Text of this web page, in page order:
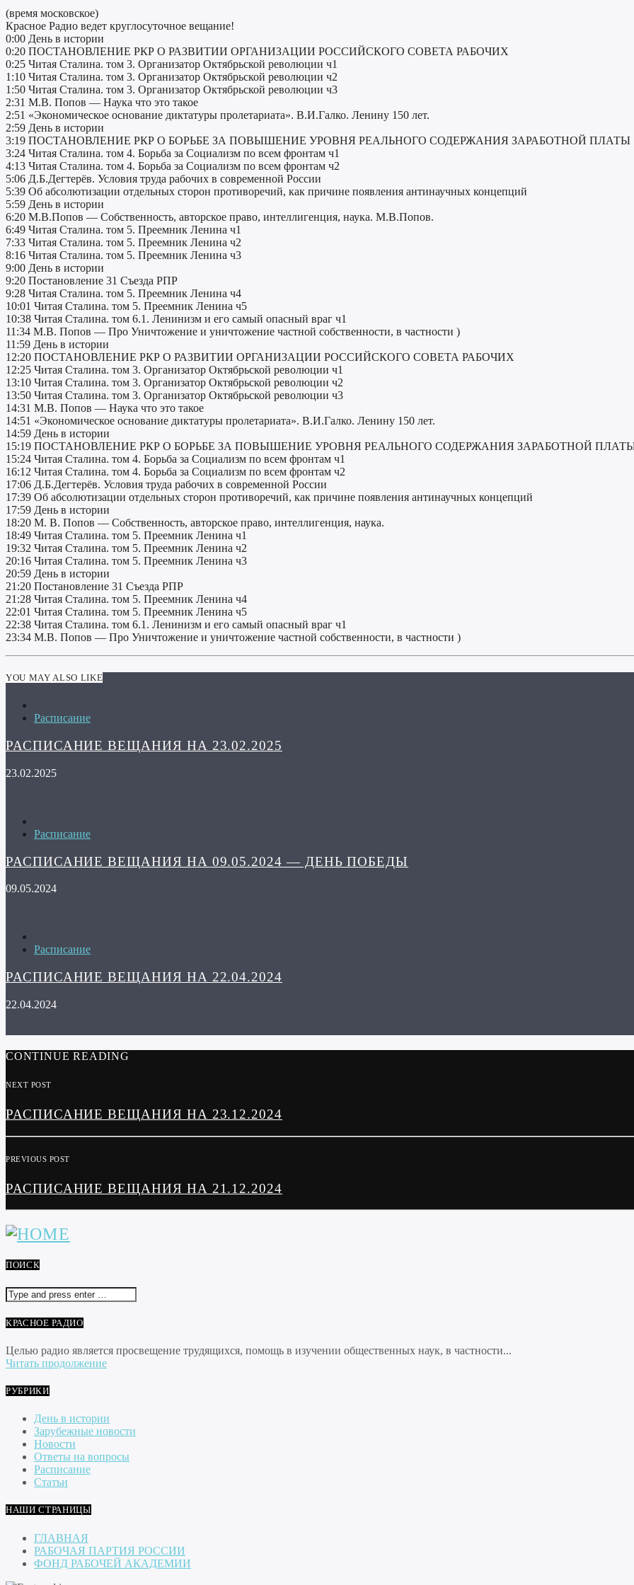
(время московское)
Красное Радио ведет круглосуточное вещание!
0:00 День в истории
0:20 ПОСТАНОВЛЕНИЕ РКР О РАЗВИТИИ ОРГАНИЗАЦИИ РОССИЙСКОГО СОВЕТА РАБОЧИХ
0:25 Читая Сталина. том 3. Организатор Октябрьской революции ч1
1:10 Читая Сталина. том 3. Организатор Октябрьской революции ч2
1:50 Читая Сталина. том 3. Организатор Октябрьской революции ч3
2:31 М.В. Попов — Наука что это такое
2:51 «Экономическое основание диктатуры пролетариата». В.И.Галко. Ленину 150 лет.
2:59 День в истории
3:19 ПОСТАНОВЛЕНИЕ РКР О БОРЬБЕ ЗА ПОВЫШЕНИЕ УРОВНЯ РЕАЛЬНОГО СОДЕРЖАНИЯ ЗАРАБОТНОЙ ПЛАТЫ
3:24 Читая Сталина. том 4. Борьба за Социализм по всем фронтам ч1
4:13 Читая Сталина. том 4. Борьба за Социализм по всем фронтам ч2
5:06 Д.Б.Дегтерёв. Условия труда рабочих в современной России
5:39 Об абсолютизации отдельных сторон противоречий, как причине появления антинаучных концепций
5:59 День в истории
6:20 М.В.Попов — Собственность, авторское право, интеллигенция, наука. М.В.Попов.
6:49 Читая Сталина. том 5. Преемник Ленина ч1
7:33 Читая Сталина. том 5. Преемник Ленина ч2
8:16 Читая Сталина. том 5. Преемник Ленина ч3
9:00 День в истории
9:20 Постановление 31 Съезда РПР
9:28 Читая Сталина. том 5. Преемник Ленина ч4
10:01 Читая Сталина. том 5. Преемник Ленина ч5
10:38 Читая Сталина. том 6.1. Ленинизм и его самый опасный враг ч1
11:34 М.В. Попов — Про Уничтожение и уничтожение частной собственности, в частности )
11:59 День в истории
12:20 ПОСТАНОВЛЕНИЕ РКР О РАЗВИТИИ ОРГАНИЗАЦИИ РОССИЙСКОГО СОВЕТА РАБОЧИХ
12:25 Читая Сталина. том 3. Организатор Октябрьской революции ч1
13:10 Читая Сталина. том 3. Организатор Октябрьской революции ч2
13:50 Читая Сталина. том 3. Организатор Октябрьской революции ч3
14:31 М.В. Попов — Наука что это такое
14:51 «Экономическое основание диктатуры пролетариата». В.И.Галко. Ленину 150 лет.
14:59 День в истории
15:19 ПОСТАНОВЛЕНИЕ РКР О БОРЬБЕ ЗА ПОВЫШЕНИЕ УРОВНЯ РЕАЛЬНОГО СОДЕРЖАНИЯ ЗАРАБОТНОЙ
15:24 Читая Сталина. том 4. Борьба за Социализм по всем фронтам ч1
16:12 Читая Сталина. том 4. Борьба за Социализм по всем фронтам ч2
17:06 Д.Б.Дегтерёв. Условия труда рабочих в современной России
17:39 Об абсолютизации отдельных сторон противоречий, как причине появления антинаучных концепций
17:59 День в истории
18:20 М. В. Попов — Собственность, авторское право, интеллигенция, наука.
18:49 Читая Сталина. том 5. Преемник Ленина ч1
19:32 Читая Сталина. том 5. Преемник Ленина ч2
20:16 Читая Сталина. том 5. Преемник Ленина ч3
20:59 День в истории
21:20 Постановление 31 Съезда РПР
21:28 Читая Сталина. том 5. Преемник Ленина ч4
22:01 Читая Сталина. том 5. Преемник Ленина ч5
22:38 Читая Сталина. том 6.1. Ленинизм и его самый опасный враг ч1
23:34 М.В. Попов — Про Уничтожение и уничтожение частной собственности, в частности )
YOU MAY ALSO LIKE
Расписание
РАСПИСАНИЕ ВЕЩАНИЯ НА 23.02.2025
23.02.2025
Расписание
РАСПИСАНИЕ ВЕЩАНИЯ НА 09.05.2024 — ДЕНЬ ПОБЕДЫ
09.05.2024
Расписание
РАСПИСАНИЕ ВЕЩАНИЯ НА 22.04.2024
22.04.2024
CONTINUE READING
NEXT POST
РАСПИСАНИЕ ВЕЩАНИЯ НА 23.12.2024
PREVIOUS POST
РАСПИСАНИЕ ВЕЩАНИЯ НА 21.12.2024
ПОИСК
КРАСНОЕ РАДИО
Целью радио является просвещение трудящихся, помощь в изучении общественных наук, в частности...
Читать продолжение
РУБРИКИ
День в истории
Зарубежные новости
Новости
Ответы на вопросы
Расписание
Статьи
НАШИ СТРАНИЦЫ
ГЛАВНАЯ
РАБОЧАЯ ПАРТИЯ РОССИИ
ФОНД РАБОЧЕЙ АКАДЕМИИ